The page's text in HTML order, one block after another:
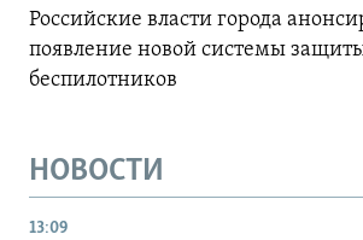
Российские власти города
появление новой системы
беспилотников
НОВОСТИ
13:09